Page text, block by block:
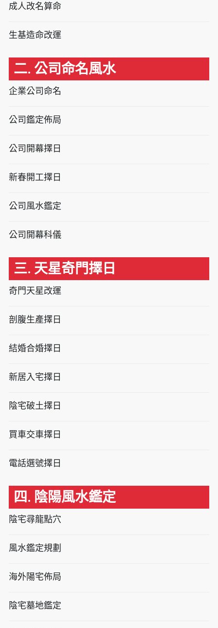
成人改名算命
生基造命改運
二. 公司命名風水
企業公司命名
公司鑑定佈局
公司開幕擇日
新春開工擇日
公司風水鑑定
公司開幕科儀
三. 天星奇門擇日
奇門天星改運
剖腹生產擇日
結婚合婚擇日
新居入宅擇日
陰宅破土擇日
買車交車擇日
電話選號擇日
四. 陰陽風水鑑定
陰宅尋龍點穴
風水鑑定規劃
海外陽宅佈局
陰宅墓地鑑定